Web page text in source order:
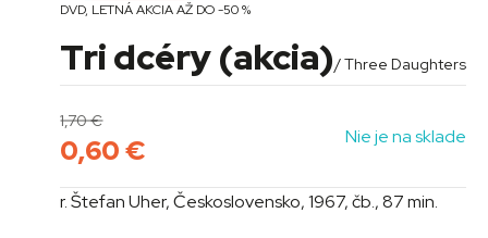
DVD, LETNÁ AKCIA AŽ DO -50 %
Tri dcéry (akcia)/ Three Daughters
1,70€
0,60€ Nie je na sklade
r. Štefan Uher, Československo, 1967, čb., 87 min.